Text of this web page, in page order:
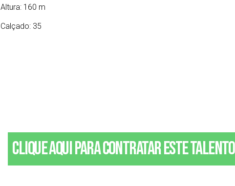
Altura: 160 m
Calçado: 35
Clique aqui para contratar este talento